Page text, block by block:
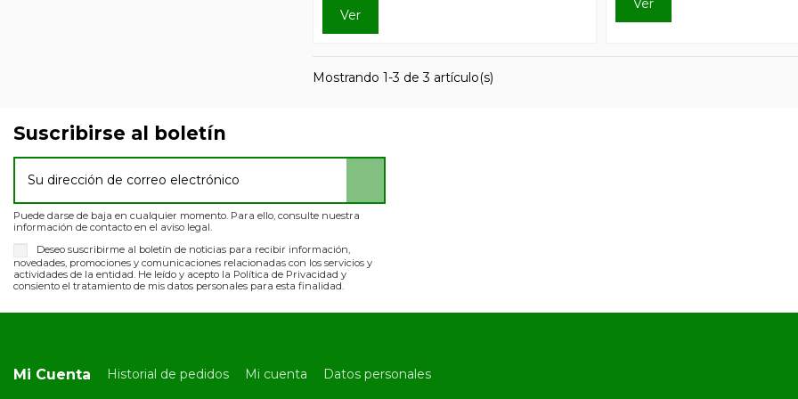
Ver
Ver
Mostrando 1-3 de 3 artículo(s)
Suscribirse al boletín
Puede darse de baja en cualquier momento. Para ello, consulte nuestra
información de contacto en el aviso legal.
Deseo suscribirme al boletín de noticias para recibir información,
novedades, promociones y comunicaciones relacionadas con los servicios y
actividades de la entidad. He leído y acepto la Política de Privacidad y
consiento el tratamiento de mis datos personales para esta finalidad.
Mi Cuenta Historial de pedidos Mi cuenta Datos personales